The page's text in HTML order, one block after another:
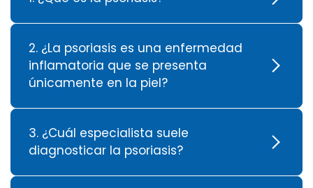
2. ¿La psoriasis es una enfermedad
inflamatoria que se presenta
únicamente en la piel?
3. ¿Cuál especialista suele
diagnosticar la psoriasis?